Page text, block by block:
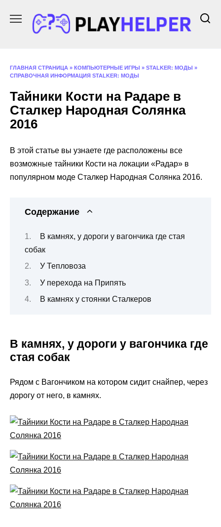
содержанию
ГЛАВНАЯ СТРАНИЦА » КОМПЬЮТЕРНЫЕ ИГРЫ » STALKER: МОДЫ »
СПРАВОЧНАЯ ИНФОРМАЦИЯ STALKER: МОДЫ
Тайники Кости на Радаре в
Сталкер Народная Солянка
2016
В этой статье вы узнаете где расположены все
возможные тайники Кости на локации «Радар» в
популярном моде Сталкер Народная Солянка 2016.
Содержание
В камнях, у дороги у вагончика где стая
собак
У Тепловоза
У перехода на Припять
В камнях у стоянки Сталкеров
В камнях, у дороги у вагончика где
стая собак
Рядом с Вагончиком на котором сидит снайпер, через
дорогу от него, в камнях.